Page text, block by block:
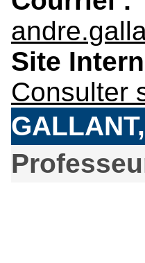
Site
Consulter